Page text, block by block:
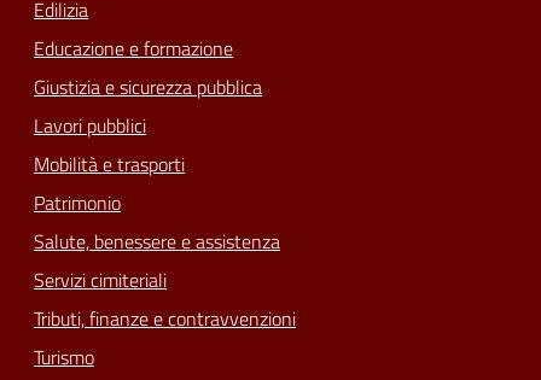
Edilizia
Educazione e formazione
Giustizia e sicurezza pubblica
Lavori pubblici
Mobilità e trasporti
Patrimonio
Salute, benessere e assistenza
Servizi cimiteriali
Tributi, finanze e contravvenzioni
Turismo